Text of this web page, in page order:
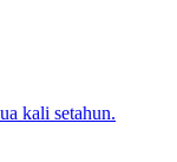
kali setahun.